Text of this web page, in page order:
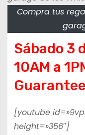
Compra tus
Sábado 3
10AM a
[youtube
height=»356″]